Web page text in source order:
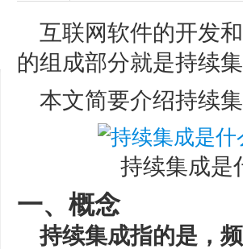
互联网软件的开发
的组成部分就是持续
本文简要介绍持续
持续集成是
一、概念
持续集成指的是，